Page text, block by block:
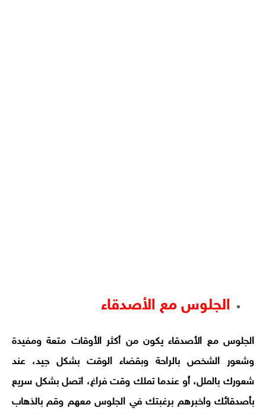
الجلوس مع الأصدقاء
الجلوس مع الأصدقاء يكون من أكثر الأوقات متعة ومفيدة
وشعور الشخص بالراحة وبقضاء الوقت بشكل جيد، عند
شعورك بالملل، أو عندما تملك وقت فراغ، اتصل بشكل سريع
بأصدقائك واخبرهم برغبتك في الجلوس معهم وقم بالذهاب